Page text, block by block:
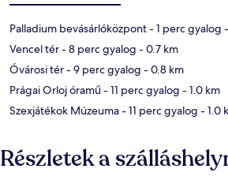
Palladium bevásárlóközpont- 1 perc gyalog
Vencel tér- 8 perc gyalog - 0.7 km
Óvárosi tér- 9 perc gyalog - 0.8 km
Prágai Orloj óramű - 11 perc gyalog - 1.0 km
Szexjátékok Múzeuma- 11 perc gyalog - 1.0
Részletek a